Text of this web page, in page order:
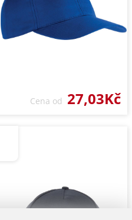
Cena od 27,03Kč